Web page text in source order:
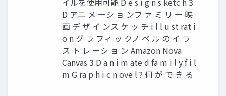
D アニ メ ーシ ョ ンフ ァ ミ リ ー 映
画 デ ザ イ ンス ケ ッ チ i l l u st rat i
o n グ ラ フィ ッ クノ ベ ル の イ ラ
ス ト レ ーシ ョ ン Amazon Nova
Canvas 3 D a n i m ate d fa m i l y f i l
m G ra p h i c n ove l ? 何 が で き る